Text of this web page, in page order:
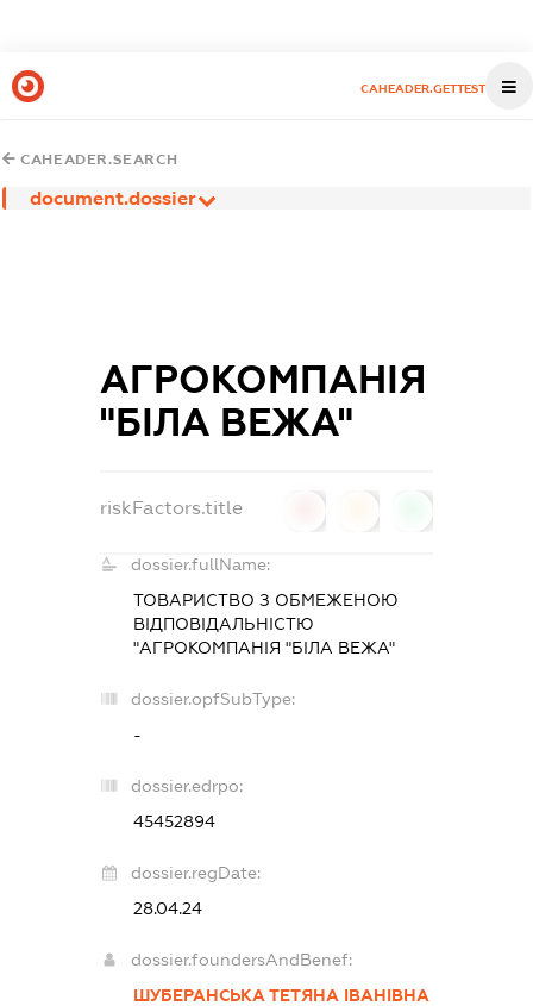
CAHEADER.GETTEST
CAHEADER.SEARCH
document.dossier
АГРОКОМПАНІЯ
"БІЛА ВЕЖА"
riskFactors.title
dossier.fullName:
ТОВАРИСТВО З ОБМЕЖЕНОЮ
ВІДПОВІДАЛЬНІСТЮ
"АГРОКОМПАНІЯ "БІЛА ВЕЖА"
dossier.opfSubType:
-
dossier.edrpo:
45452894
dossier.regDate:
28.04.24
dossier.foundersAndBenef:
ШУБЕРАНСЬКА ТЕТЯНА ІВАНІВНА